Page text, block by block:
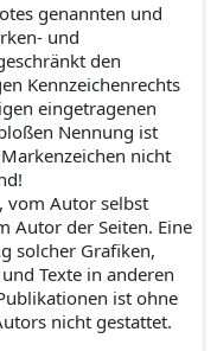
genannten und
und
den
Kennzeichenrechts
eingetragenen
Nennung ist
nicht
vom Autor selbst
Autor der Seiten. Eine
solcher Grafiken,
Texte in anderen
ist ohne
nicht gestattet.